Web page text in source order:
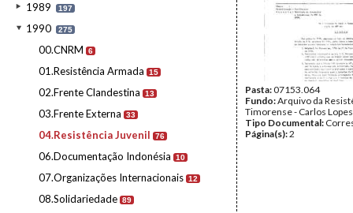
1989 197
1990 275
00.CNRM 6
01.Resistência Armada 15
02.Frente Clandestina 13
03.Frente Externa 33
04.Resistência Juvenil 76
06.Documentação Indonésia 10
07.Organizações Internacionais 12
08.Solidariedade 89
Pasta:07153.064
Fundo:Arquivo da
Timorense - Carlos Lopes
Tipo Documental:
Página(s):2